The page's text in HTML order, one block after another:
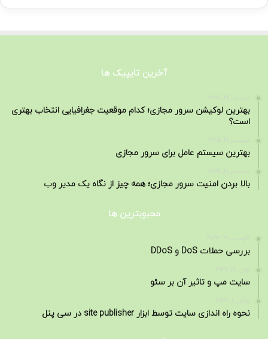
آخرین تایپیک ها
بهترین لوکیشن سرور مجازی؛ کدام موقعیت جغرافیایی انتخاب بهتری
است؟
بهترین سیستم عامل برای سرور مجازی
بالا بردن امنیت سرور مجازی؛ همه چیز از نگاه یک مدیر وب
محبوبترین ها
آگوست 29, 2023
بررسی حملات DoS و DDoS
سایت مپ و تاثیر آن بر سئو
نوامبر 8, 2020
نحوه راه اندازی سایت توسط ابزار site publisher در سی پنل